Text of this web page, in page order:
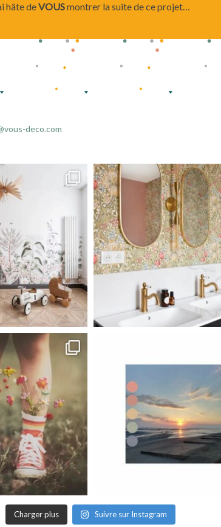
hâte deVOUSmontrer la suite de ce projet…
deco.com
Charger plus Suivre sur Instagram